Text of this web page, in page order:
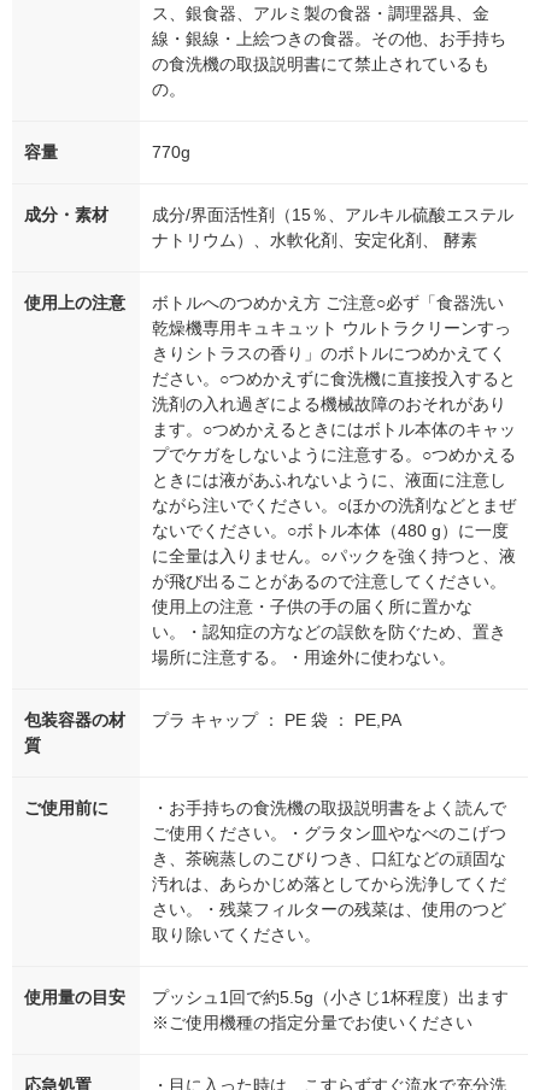
ス、銀食器、アルミ製の食器・調理器具、金
線・銀線・上絵つきの食器。その他、お手持ち
の食洗機の取扱説明書にて禁止されているも
の。
容量 770g
成分・素材
成分/界面活性剤（15％、アルキル硫酸エステル
ナトリウム）、水軟化剤、安定化剤、 酵素
使用上の注意
ボトルへのつめかえ方 ご注意○必ず「食器洗い
乾燥機専用キュキュット ウルトラクリーンすっ
きりシトラスの香り」のボトルにつめかえてく
ださい。○つめかえずに食洗機に直接投入すると
洗剤の入れ過ぎによる機械故障のおそれがあり
ます。○つめかえるときにはボトル本体のキャッ
プでケガをしないように注意する。○つめかえる
ときには液があふれないように、液面に注意し
ながら注いでください。○ほかの洗剤などとまぜ
ないでください。○ボトル本体（480 g）に一度
に全量は入りません。○パックを強く持つと、液
が飛び出ることがあるので注意してください。
使用上の注意・子供の手の届く所に置かな
い。・認知症の方などの誤飲を防ぐため、置き
場所に注意する。・用途外に使わない。
包装容器の材
質
プラ キャップ ： PE 袋 ： PE,PA
ご使用前に
・お手持ちの食洗機の取扱説明書をよく読んで
ご使用ください。・グラタン皿やなべのこげつ
き、茶碗蒸しのこびりつき、口紅などの頑固な
汚れは、あらかじめ落としてから洗浄してくだ
さい。・残菜フィルターの残菜は、使用のつど
取り除いてください。
使用量の目安
プッシュ1回で約5.5g（小さじ1杯程度）出ます
※ご使用機種の指定分量でお使いください
応急処置 ・目に入った時は、こすらずすぐ流水で充分洗